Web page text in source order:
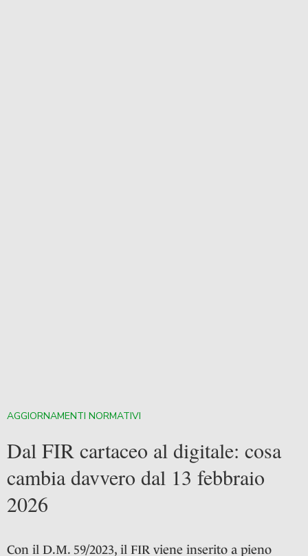
AGGIORNAMENTI NORMATIVI
Dal FIR cartaceo al digitale: cosa
cambia davvero dal 13 febbraio
2026
Con il D.M. 59/2023, il FIR viene inserito a pieno